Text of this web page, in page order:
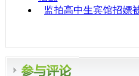
监拍高中生宾馆招嫖